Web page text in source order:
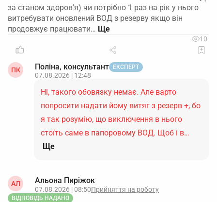
за станом здоров'я) чи потрібно 1 раз на рік у нього
витребувати оновлений ВОД з резерву якщо він
продовжує працювати…
10
ПК Поліна, консультант ЕКСПЕРТ
07.08.2026 | 12:48
Ні, такого обовязку немає. Але варто
попросити надати йому витяг з резерв +, бо
я так розумію, що виключення в нього
стоїть саме в папоровому ВОД. Щоб і в…
Ще
АЛ Альона Пиріжок
07.08.2026 | 08:50Прийняття на роботу
ВІДПОВІДЬ НАДАНО